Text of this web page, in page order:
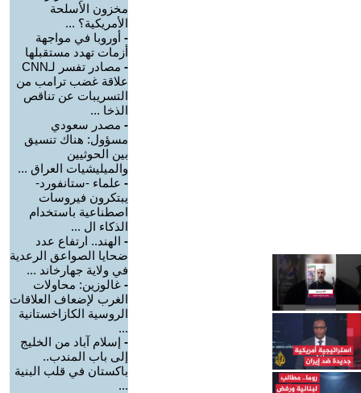
مخزون الأسلحة
الأمريكية؟ ...
- أوروبا في مواجهة
أزمات تهدد مستقبلها
-
مصادر تفسر لـCNN
علاقة غضب ترامب من
التسريبات عن تناقص
الذخا ...
- مصدر سعودي
مسؤول: هناك تنسيق
بين الحوثيين
والميليشيات العراق ...
- علماء -ستانفورد-
يبتكرون فيروسات
اصطناعية باستخدام
الذكاء ال ...
- الهند.. ارتفاع عدد
ضحايا الصواعق الرعدية
في ولاية جهارخاند ...
- غالوزين: محاولات
الغرب لإضعاف العلاقات
الروسية الكازاخستانية
...
- إسلام آباد من الخليج
إلى باب المندب..
باكستان في قلب البنية
...